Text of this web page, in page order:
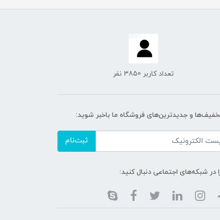
تعداد کاربر 3850 نفر
و جدیدترین‌های فروشگاه ما باخبر شوید:
ثبت‌نام
در شبکه‌های اجتماعی دنبال کنید: